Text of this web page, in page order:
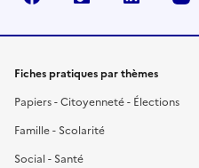
Fiches pratiques par thèmes
Papiers - Citoyenneté - Élections
Famille - Scolarité
Social - Santé